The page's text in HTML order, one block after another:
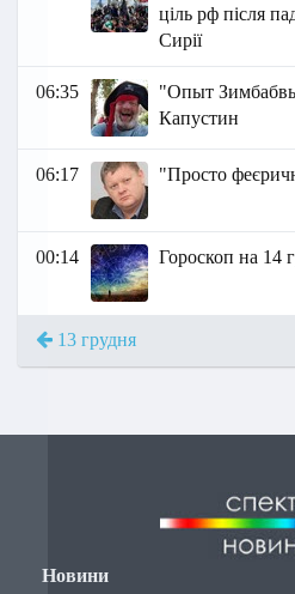
ціль рф після
Сирії
06:35
"Опыт
Капустин
06:17 "Просто
00:14 Гороскоп на 14
13 грудня
Новини